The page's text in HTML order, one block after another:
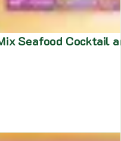
Seafood Cocktail